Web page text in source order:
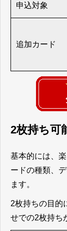
申込対象
追加カード
2枚持ち可
基本的には、
ードの種類、
ます。
2枚持ちの目的
せでの2枚持ち